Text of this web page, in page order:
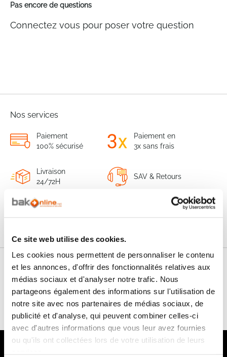
Ce site web utilise des cookies.
Les cookies nous permettent de personnaliser le contenu
et les annonces, d'offrir des fonctionnalités relatives aux
médias sociaux et d'analyser notre trafic. Nous
partageons également des informations sur l'utilisation de
notre site avec nos partenaires de médias sociaux, de
publicité et d'analyse, qui peuvent combiner celles-ci
avec d'autres informations que vous leur avez fournies
ou qu'ils ont collectées lors de votre utilisation de leurs
Pas encore de questions
Connectez vous pour poser votre question
Nos services
Paiement
100% sécurisé
Paiement en
3x sans frais
Livraison
24/72H
SAV & Retours
Nos conseils
FAQ